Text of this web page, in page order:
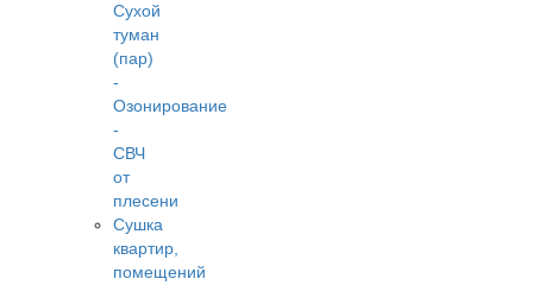
Сухой
туман
(пар)
-
Озонирование
-
СВЧ
от
плесени
Сушка
квартир,
помещений